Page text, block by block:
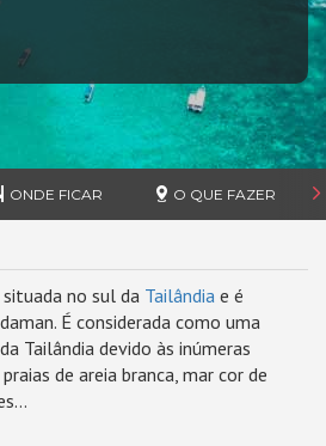
ONDE FICAR O QUE FAZER
no sul da Tailândia e é
É considerada como uma
Tailândia devido às inúmeras
de areia branca, mar cor de